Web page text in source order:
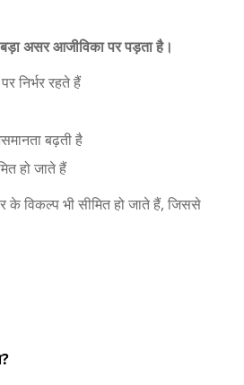
असर आजीविका पर पड़ता है।
निर्भर रहते हैं
बढ़ती है
हो जाते हैं
के विकल्प भी सीमित हो जाते हैं, जिससे